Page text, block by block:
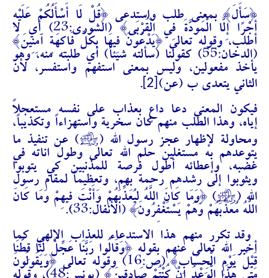
{سَأَلَ} بمعنى طلب واستدعى {قُلْ لَا أَسْأَلُكُمْ عَلَيْهِ
أَجْرًا إِلَّا الْمَوَدَّةَ فِي الْقُرْبَى} (الشورى:23) أي لا
أطلب، وقوله تعالى {يَدْعُونَ فِيهَا بِكُلِّ فَاكِهَةٍ آمِنِينَ}
(الدخان:55) كقولنا (سألته شيئاً) أي طلبته منه، وهو
يأخذ مفعولين، وليس بمعنى استفهم واستفسر، لأن
الثاني يتعدى ب (عن)
.
فيكون المعنى دعا داعٍ بعذاب على نفسه مستعجلاً
إياه، وهذا الطلب منهم كان سخرية واستهزاءاً وتكذيباً،
ومحاولة لإظهار عجز رسول الله (J) عن تنفيذ ما
يتوعدهم به مستغلين حلم الله تعالى وطول اناته في
غضبه، وإعطائه أطول فرصة للمذنبين كي يتوبوا
ويثوبوا إلى رشدهم رحمة بهم، وتعظيماً لمقام رسول
الله (J) {وَمَا كَانَ اللَّهُ لِيُعَذِّبَهُمْ وَأَنْتَ فِيهِمْ وَمَا كَانَ
اللَّهُ مُعَذِّبَهُمْ وَهُمْ يَسْتَغْفِرُونَ} (الأنفال:33).
وقد تكرر منهم هذا الاستدعاء للعذاب الإلهي كما
أخبر الله تعالى عنهم بقوله {وَقَالُوا رَبَّنَا عَجِّلْ لَنَا قِطَّنَا
قَبْلَ يَوْمِ الْحِسَابِ} (ص:16) وقوله تعالى {وَيَقُولُونَ